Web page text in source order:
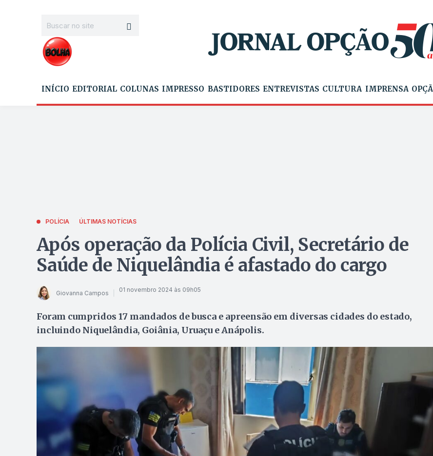
INÍCIO EDITORIAL COLUNAS IMPRESSO BASTIDORES ENTREVISTAS CULTURA IMPRENSA
POLÍCIA ÚLTIMAS NOTÍCIAS
Após operação da Polícia Civil, Secretário de
Saúde de Niquelândia é afastado do cargo
Giovanna Campos 01 novembro 2024 às 09h05
Foram cumpridos 17 mandados de busca e apreensão em diversas cidades do estado,
incluindo Niquelândia, Goiânia, Uruaçu e Anápolis.